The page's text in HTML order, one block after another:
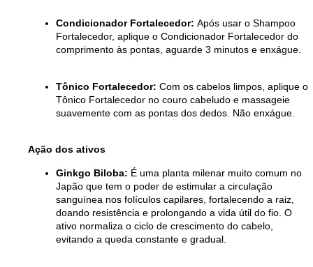
Condicionador Fortalecedor: Após usar o Shampoo
Fortalecedor, aplique o Condicionador Fortalecedor do
comprimento às pontas, aguarde 3 minutos e enxágue.
Tônico Fortalecedor: Com os cabelos limpos, aplique o
Tônico Fortalecedor no couro cabeludo e massageie
suavemente com as pontas dos dedos. Não enxágue.
Ação dos ativos
Ginkgo Biloba: É uma planta milenar muito comum no
Japão que tem o poder de estimular a circulação
sanguínea nos folículos capilares, fortalecendo a raiz,
doando resistência e prolongando a vida útil do fio. O
ativo normaliza o ciclo de crescimento do cabelo,
evitando a queda constante e gradual.